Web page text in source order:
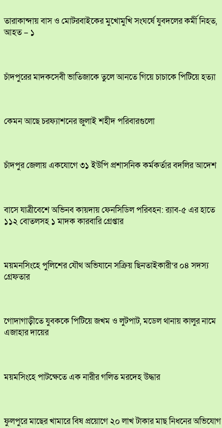
তারাকান্দায় বাস ও মোটরবাইকের মুখোমুখি সংঘর্ষে যুবদলের কর্মী নিহত,
আহত – ১
চাঁদপুরের মাদকসেবী ভাতিজাকে তুলে আনতে গিয়ে চাচাকে পিটিয়ে হত্যা
কেমন আছে চরফ্যাশনের জুলাই শহীদ পরিবারগুলো
চাঁদপুর জেলায় একযোগে ৩১ ইউপি প্রশাসনিক কর্মকর্তার বদলির আদেশ
বাসে যাত্রীবেশে অভিনব কায়দায় ফেনসিডিল পরিবহন: র‍্যাব-৫ এর হাতে
১১২ বোতলসহ ১ মাদক কারবারি গ্রেপ্তার
ময়মনসিংহে পুলিশের যৌথ অভিযানে সক্রিয় ছিনতাইকারী’র ০৪ সদস্য
গ্রেফতার
​গোদাগাড়ীতে যুবককে পিটিয়ে জখম ও লুটপাট, মডেল থানায় কালুর নামে
এজাহার দায়ের
ময়মসিংহে পাটক্ষেতে এক নারীর গলিত মরদেহ উদ্ধার
ফুলপুরে মাছের খামারে বিষ প্রয়োগে ২০ লাখ টাকার মাছ নিধনের অভিযোগ